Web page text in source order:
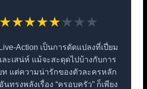
★★★★★★★★
Action เป็นการดัดแปลงที่เปี่ยม
ะเสน่ห์ แม้จะสะดุดไปบ้างกับการ
ท แต่ความน่ารักของตัวละครหลัก
ทรงพลังเรื่อง “ครอบครัว” ก็เพียง